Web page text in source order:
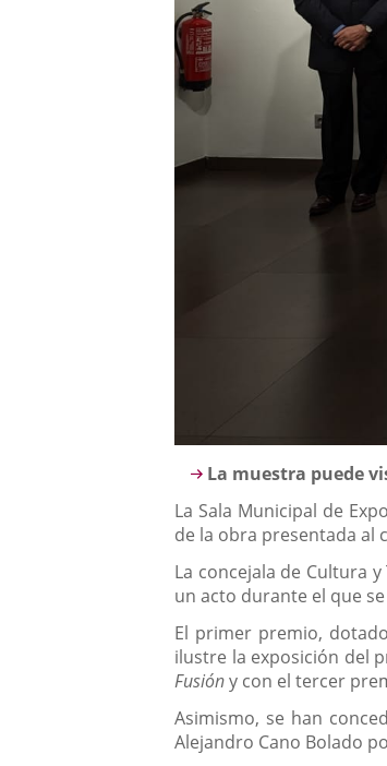
Descripción
La muestra puede
La Sala Municipal de
de la obra presentada al
La concejala de Cultura
un acto durante el que
El primer premio,
ilustre la exposición del
Fusióny con el tercer
Asimismo, se han
Alejandro Cano Bolado